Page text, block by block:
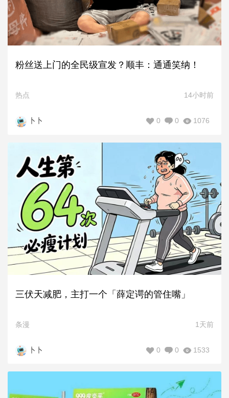
粉丝送上门的全民级宣发？顺丰：通通笑纳！
热点 14小时前
卜卜 1076
0
0
三伏天减肥，主打一个「薛定谔的管住嘴」
条漫 1天前
卜卜 1533
0
0